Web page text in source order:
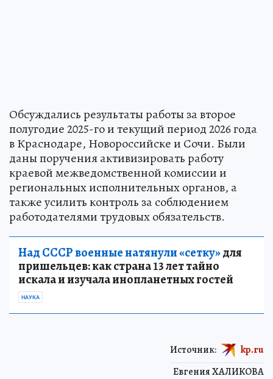
Обсуждались результаты работы за второе
полугодие 2025-го и текущий период 2026 года
в Краснодаре, Новороссийске и Сочи. Были
даны поручения активизировать работу
краевой межведомственной комиссии и
региональных исполнительных органов, а
также усилить контроль за соблюдением
работодателями трудовых обязательств.
Над СССР военные натянули «сетку»для
пришельцев: как страна 13 лет тайно
искала и изучала инопланетных гостей
НАУКА
Евгения ХАЛИКОВА
Источник: kp.ru